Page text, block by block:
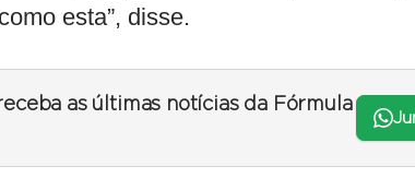
esta”, disse.
as últimas notícias da Fórmula